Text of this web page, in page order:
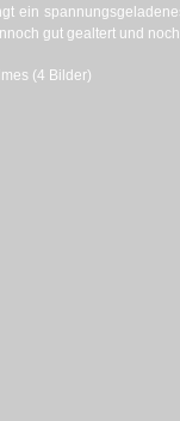
ein
gut gealtert und
(4 Bilder)